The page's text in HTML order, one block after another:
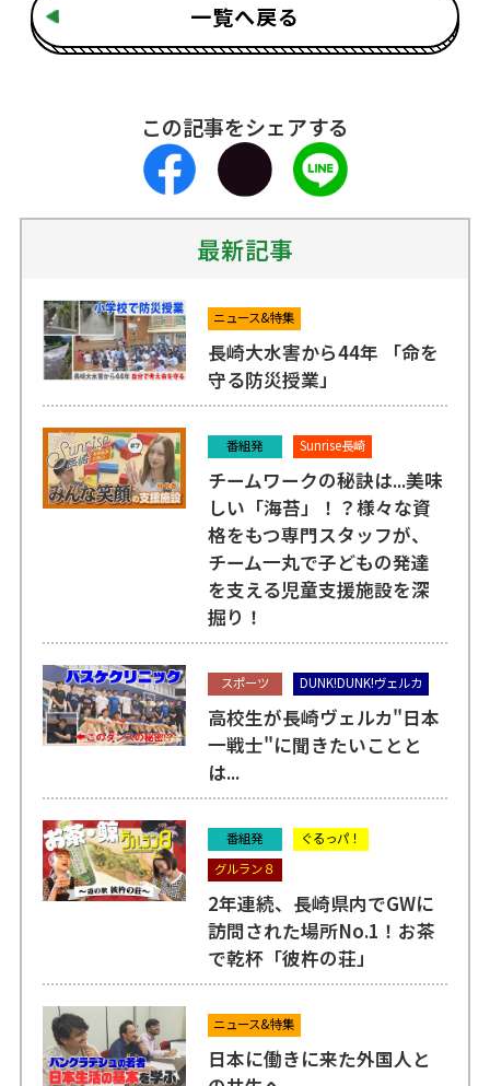
一覧へ戻る
この記事をシェアする
最新記事
ニュース&特集
長崎大水害から44年 「命を
守る防災授業」
番組発 Sunrise長崎
チームワークの秘訣は...美味
しい「海苔」！？様々な資
格をもつ専門スタッフが、
チーム一丸で子どもの発達
を支える児童支援施設を深
掘り！
スポーツ DUNK!DUNK!ヴェルカ
高校生が長崎ヴェルカ"日本
一戦士"に聞きたいことと
は...
番組発
ぐるっパ！
グルラン８
2年連続、長崎県内でGWに
訪問された場所No.1！お茶
で乾杯「彼杵の荘」
ニュース&特集
日本に働きに来た外国人と